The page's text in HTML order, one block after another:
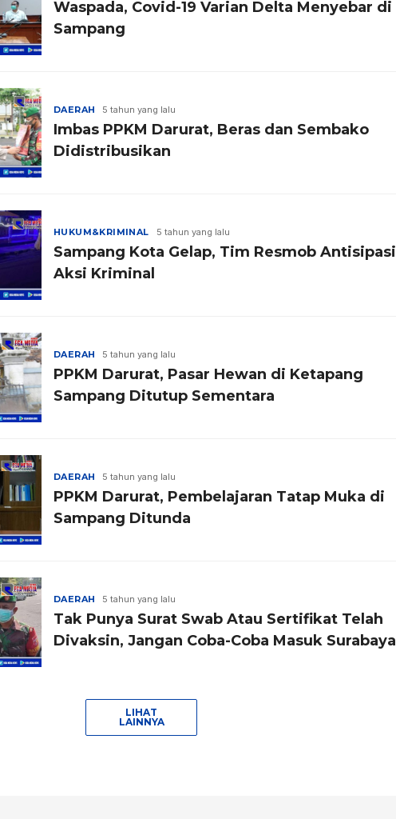
Waspada, Covid-19 Varian Delta Menyebar di
Sampang
DAERAH 5 tahun yang lalu
Imbas PPKM Darurat, Beras dan Sembako
Didistribusikan
HUKUM&KRIMINAL 5 tahun yang lalu
Sampang Kota Gelap, Tim Resmob Antisipasi
Aksi Kriminal
DAERAH 5 tahun yang lalu
PPKM Darurat, Pasar Hewan di Ketapang
Sampang Ditutup Sementara
DAERAH 5 tahun yang lalu
PPKM Darurat, Pembelajaran Tatap Muka di
Sampang Ditunda
DAERAH 5 tahun yang lalu
Tak Punya Surat Swab Atau Sertifikat Telah
Divaksin, Jangan Coba-Coba Masuk Surabaya
LIHAT
LAINNYA